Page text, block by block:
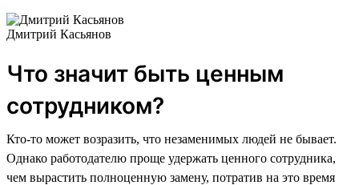
Дмитрий Касьянов
Что значит быть ценным
сотрудником?
Кто-то может возразить, что незаменимых людей не бывает.
Однако работодателю проще удержать ценного сотрудника,
чем вырастить полноценную замену, потратив на это время